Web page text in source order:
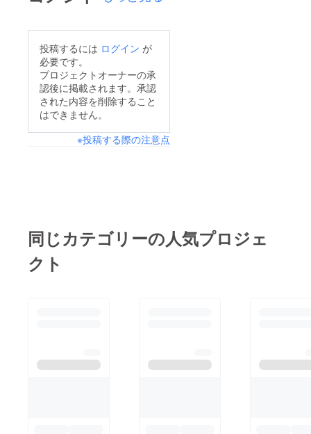
投稿するには ログイン が
必要です。
プロジェクトオーナーの承
認後に掲載されます。承認
された内容を削除すること
はできません。
※投稿する際の注意点
同じカテゴリーの人気プロジェ
クト